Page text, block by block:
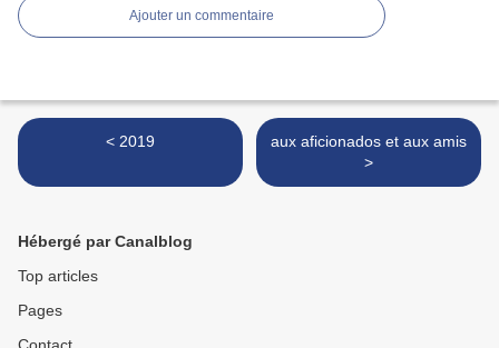
Ajouter un commentaire
< 2019
aux aficionados et aux amis
>
Hébergé par Canalblog
Top articles
Pages